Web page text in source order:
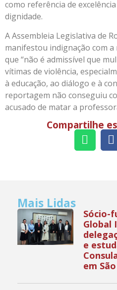
como referência de
dignidade.
A Assembleia Legislativa de
manifestou indignação com a
que “não é admissível que
vítimas de violência,
à educação, ao diálogo e à
reportagem não conseguiu
acusado de matar a
Compartilhe
Mais Lidas
Sócio-
Global
e
em